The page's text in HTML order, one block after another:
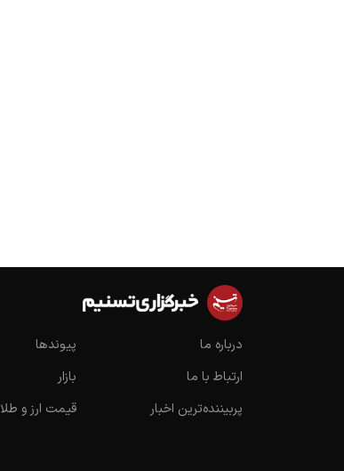
درباره ما
ارتباط با ما
پربیننده‌ترین اخبار
پیوندها
بازار
قیمت ارز و طلا